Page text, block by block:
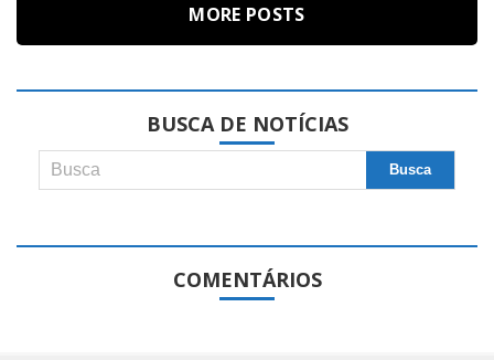
MORE POSTS
BUSCA DE NOTÍCIAS
COMENTÁRIOS